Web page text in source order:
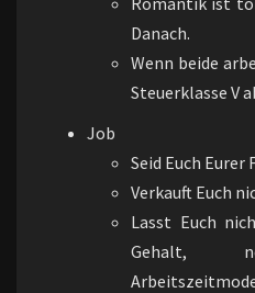
Danach.
Wenn beide
Steuerklasse V
Job
Seid Euch
Verkauft Euch
Lasst Euch
Gehalt,